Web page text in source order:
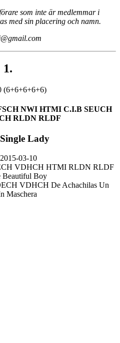
som inte är medlemmar i
med sin placering och namn.
1.
(6+6+6+6+6)
NWI HTMI C.I.B SEUCH
RLDN RLDF
Lady
03-10
VDHCH HTMI RLDN RLDF
Beautiful Boy
VDHCH De Achachilas Un
Maschera